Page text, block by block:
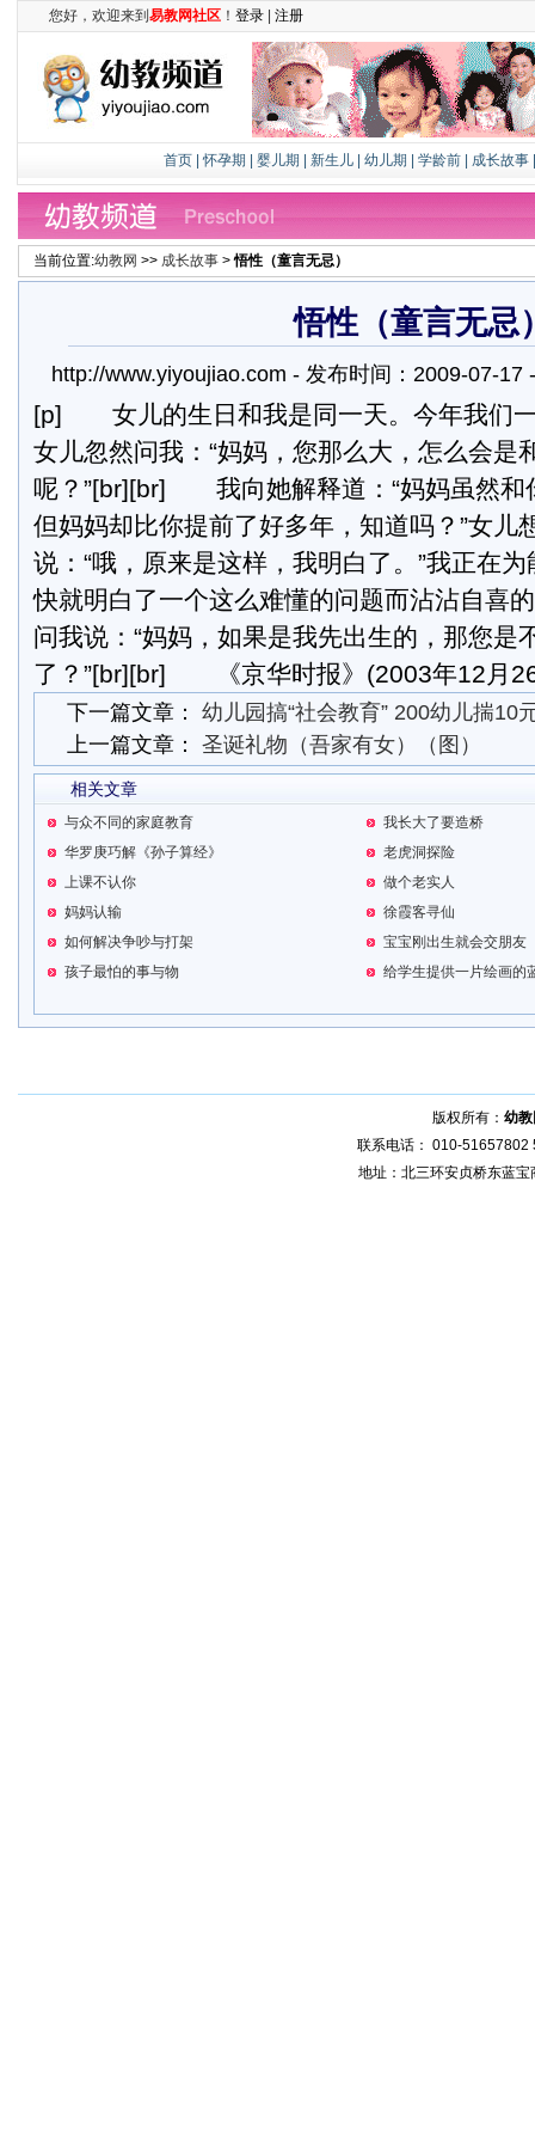
您好，欢迎来到 易教网社区 ！ 登录 注册
首页 |怀孕期 婴儿期 新生儿 幼儿期 学龄前 成长故事
当前位置:幼教网 >> 成长故事 >悟性（童言无忌）
悟性（童言无忌
http://www.yiyoujiao.com - 发布时间：2009-07-
[p] 女儿的生日和我是同一天。今年我们
女儿忽然问我：“妈妈，您那么大，怎么会是
呢？”[br][br] 我向她解释道：“妈妈虽然和
但妈妈却比你提前了好多年，知道吗？”女儿
说：“哦，原来是这样，我明白了。”我正在
快就明白了一个这么难懂的问题而沾沾自喜
问我说：“妈妈，如果是我先出生的，那您是
了？”[br][br] 《京华时报》(2003年12月
下一篇文章： 幼儿园搞“社会教育” 200幼儿揣10
上一篇文章： 圣诞礼物（吾家有女）（图）
相关文章
与众不同的家庭教育
我长大了要造桥
华罗庚巧解《孙子算经》
老虎洞探险
上课不认你
做个老实人
妈妈认输
徐霞客寻仙
如何解决争吵与打架
宝宝刚出生就会交朋友
孩子最怕的事与物
给学生提供一片绘画的
版权所有： 幼教
联系电话： 010-
地址：北三环安贞桥东蓝